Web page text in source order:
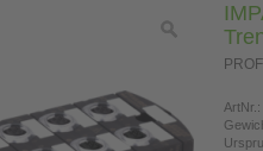
ArtNr.: